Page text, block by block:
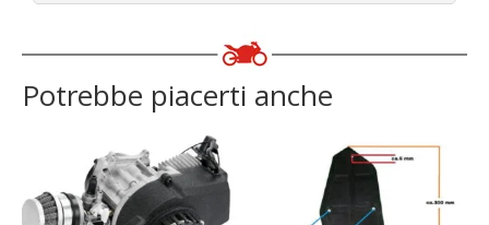
Potrebbe piacerti anche